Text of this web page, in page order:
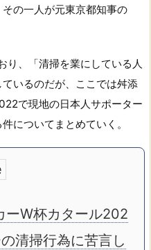
の一人が元東京都知事の
、「清掃を業にしている人
いるのだが、ここでは舛添
で現地の日本人サポーター
についてまとめていく。
ーW杯カタール202
清掃行為に苦言し